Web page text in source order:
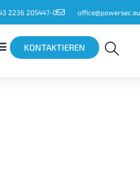
2236 205447-0 office@powersec.eu
KONTAKTIEREN